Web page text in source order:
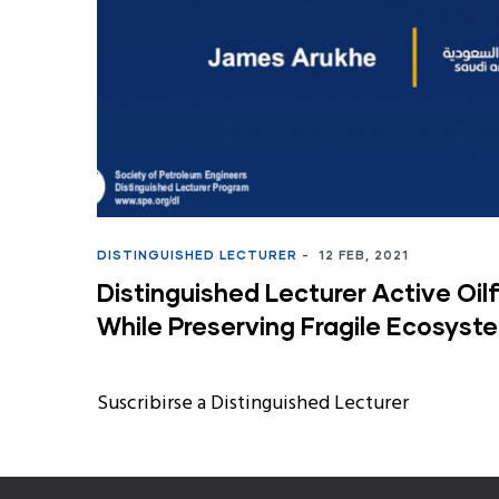
Brief
DISTINGUISHED LECTURER - 12 FEB, 2021
Distinguished Lecturer Active
While Preserving Fragile
Suscribirse a Distinguished Lecturer